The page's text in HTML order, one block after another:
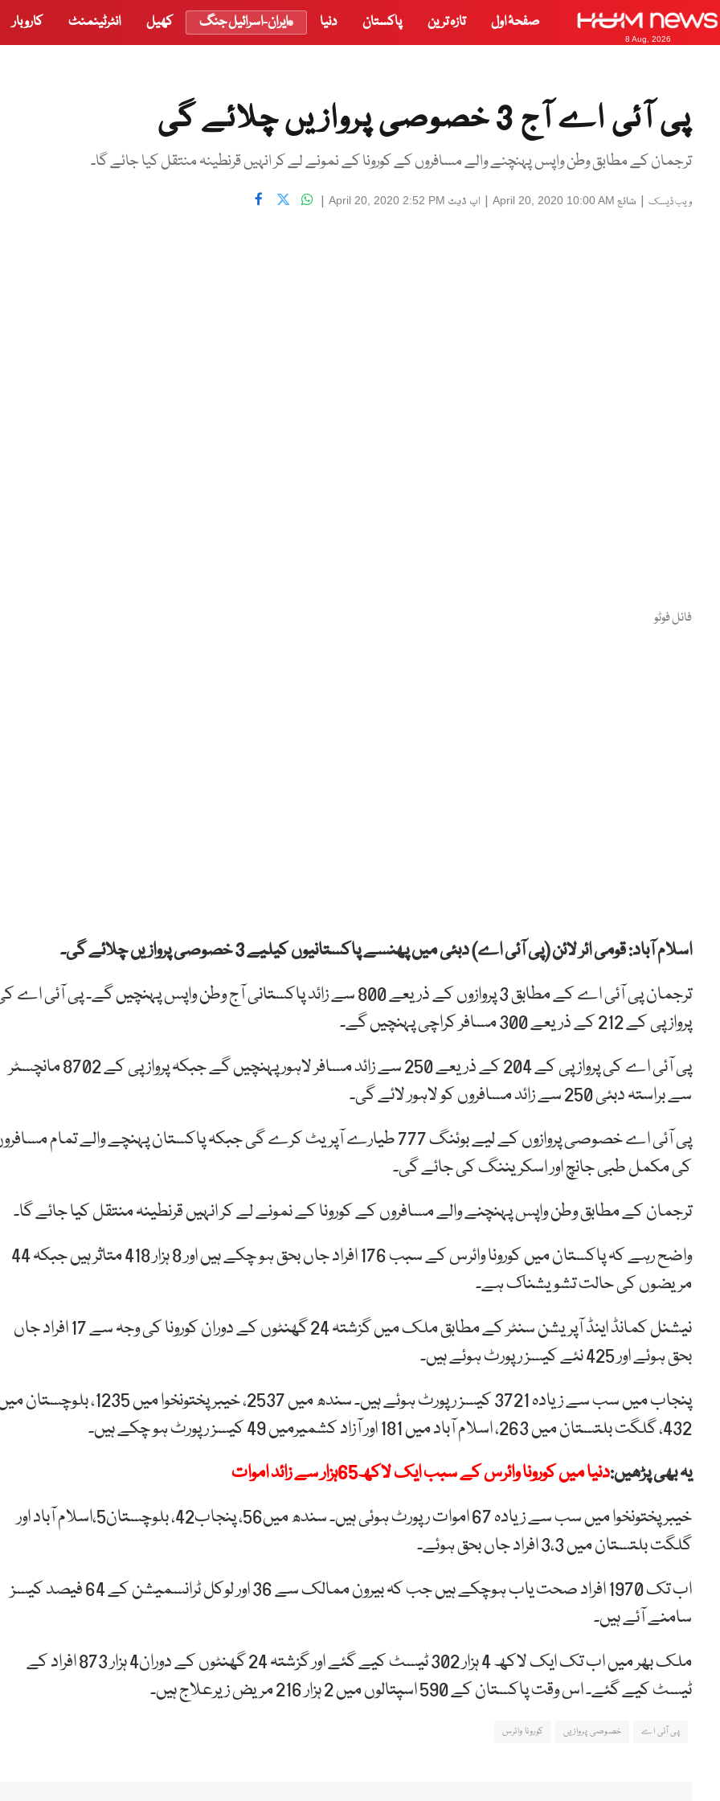
8 Aug, 2026
صفحۂ اول تازہ ترین پاکستان دنیا ایران-اسرائیل جنگ کھیل انٹرٹینمنٹ کاروبار
پی آئی اے آج 3 خصوصی پروازیں چلائے گی
ترجمان کے مطابق وطن واپس پہنچنے والے مسافروں کے کورونا کے نمونے لے کر انہیں قرنطینہ منتقل کیا جائے گا۔
ویب ڈیسک | شائع April 20, 2020 10:00 AM
| اپ ڈیٹ April 20, 2020 2:52 PM
|
فائل فوٹو
اسلام آباد: قومی ائر لائن (پی آئی اے) دبئی میں پھنسے پاکستانیوں کیلیے 3 خصوصی پروازیں چلائے گی۔
ترجمان پی آئی اے کے مطابق 3 پروازوں کے ذریعے 800 سے زائد پاکستانی آج وطن واپس پہنچیں گے۔ پی آئی
پرواز پی کے 212 کے ذریعے 300 مسافر کراچی پہنچیں گے۔
پی آئی اے کی پرواز پی کے 204 کے ذریعے 250 سے زائد مسافر لاہور پہنچیں گے جبکہ پرواز پی کے 8702 مانچسٹر
سے براستہ دبئی 250 سے زائد مسافروں کو لاہور لائے گی۔
پی آئی اے خصوصی پروازوں کے لیے بوئنگ 777 طیارے آپریٹ کرے گی جبکہ پاکستان پہنچے والے تمام
کی مکمل طبی جانچ اور اسکریننگ کی جائے گی۔
ترجمان کے مطابق وطن واپس پہنچنے والے مسافروں کے کورونا کے نمونے لے کر انہیں قرنطینہ منتقل کیا جائے گا۔
واضح رہے کہ پاکستان میں کورونا وائرس کے سبب 176 افراد جاں بحق ہو چکے ہیں اور 8 ہزار 418 متاثر ہیں جبکہ 44
مریضوں کی حالت تشویشناک ہے۔
نیشنل کمانڈ اینڈ آپریشن سنٹر کے مطابق ملک میں گزشتہ 24 گھنٹوں کے دوران کورونا کی وجہ سے 17 افراد جاں
بحق ہوئے اور 425 نئے کیسز رپورٹ ہوئے ہیں۔
پنجاب میں سب سے زیادہ 3721 کیسز رپورٹ ہوئے ہیں۔ سندھ میں 2537، خیبرپختونخوا میں 1235،
432، گلگت بلتستان میں 263، اسلام آباد میں 181 اور آزاد کشمیرمیں 49 کیسز رپورٹ ہو چکے ہیں۔
یہ بھی پڑھیں:دنیا میں کورونا وائرس کے سبب ایک لاکھ65ہزار سے زائد اموات
خیبرپختونخوا میں سب سے زیادہ 67 اموات رپورٹ ہوئی ہیں۔ سندھ میں56، پنجاب42، بلوچستان5،اسلام آباد اور
گلگت بلتستان میں 3،3 افراد جاں بحق ہوئے۔
اب تک 1970 افراد صحت یاب ہوچکے ہیں جب کہ بیرون ممالک سے 36 اور لوکل ٹرانسمیشن کے 64 فیصد کیسز
سامنے آئے ہیں۔
ملک بھر میں اب تک ایک لاکھ 4 ہزار 302 ٹیسٹ کیے گئے اور گزشتہ 24 گھنٹوں کے دوران4 ہزار 873 افراد کے
ٹیسٹ کیے گئے۔ اس وقت پاکستان کے 590 اسپتالوں میں 2 ہزار 216 مریض زیرعلاج ہیں۔
پی آئی اے خصوصی پروازیں کورونا وائرس